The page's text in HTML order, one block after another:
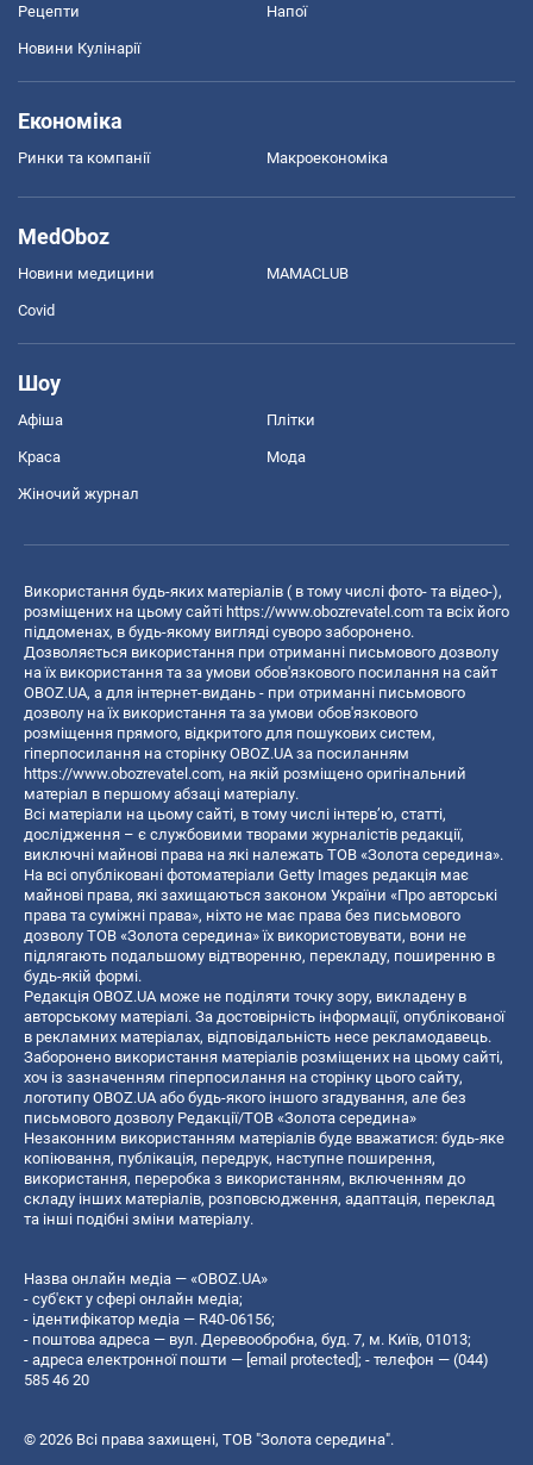
Рецепти Напої
Новини Кулінарії
Економіка
Ринки та компанії Макроекономіка
MedOboz
Новини медицини MAMACLUB
Covid
Шоу
Афіша Плітки
Краса Мода
Жіночий журнал
Використання будь-яких матеріалів ( в тому числі фото- та відео-),
розміщених на цьому сайті https://www.obozrevatel.com та всіх його
піддоменах, в будь-якому вигляді суворо заборонено.
Дозволяється використання при отриманні письмового дозволу
на їх використання та за умови обов'язкового посилання на сайт
OBOZ.UA, а для інтернет-видань - при отриманні письмового
дозволу на їх використання та за умови обов'язкового
розміщення прямого, відкритого для пошукових систем,
гіперпосилання на сторінку OBOZ.UA за посиланням
https://www.obozrevatel.com, на якій розміщено оригінальний
матеріал в першому абзаці матеріалу.
Всі матеріали на цьому сайті, в тому числі інтерв’ю, статті,
дослідження – є службовими творами журналістів редакції,
виключні майнові права на які належать ТОВ «Золота середина».
На всі опубліковані фотоматеріали Getty Images редакція має
майнові права, які захищаються законом України «Про авторські
права та суміжні права», ніхто не має права без письмового
дозволу ТОВ «Золота середина» їх використовувати, вони не
підлягають подальшому відтворенню, перекладу, поширенню в
будь-якій формі.
Редакція OBOZ.UA може не поділяти точку зору, викладену в
авторському матеріалі. За достовірність інформації, опублікованої
в рекламних матеріалах, відповідальність несе рекламодавець.
Заборонено використання матеріалів розміщених на цьому сайті,
хоч із зазначенням гіперпосилання на сторінку цього сайту,
логотипу OBOZ.UA або будь-якого іншого згадування, але без
письмового дозволу Редакції/ТОВ «Золота середина»
Незаконним використанням матеріалів буде вважатися: будь-яке
копiювання, публiкацiя, передрук, наступне поширення,
використання, переробка з використанням, включенням до
складу інших матеріалів, розповсюдження, адаптація, переклад
та інші подібні зміни матеріалу.
Назва онлайн медіа — «OBOZ.UA»
- суб'єкт у сфері онлайн медіа;
- ідентифікатор медіа — R40-06156;
- поштова адреса — вул. Деревообробна, буд. 7, м. Київ, 01013;
- адреса електронної пошти — [email protected]; - телефон — (044)
585 46 20
© 2026 Всі права захищені, ТОВ "Золота середина".